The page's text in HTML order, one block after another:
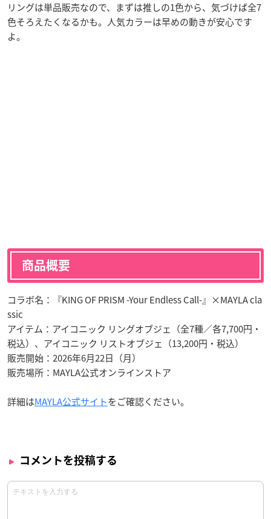
リングは単品販売なので、まずは推しの1色から、気づけば全7
色そろえたくなるかも。人気カラーは早めの動きが安心です
よ。
商品概要
コラボ名：『KING OF PRISM -Your Endless Call-』×MAYLA cla
ssic
アイテム：アイコニック リングオブジェ（全7種／各7,700円・
税込）、アイコニック リストオブジェ（13,200円・税込）
販売開始：2026年6月22日（月）
販売場所：MAYLA公式オンラインストア
詳細はMAYLA公式サイトをご確認ください。
コメントを投稿する